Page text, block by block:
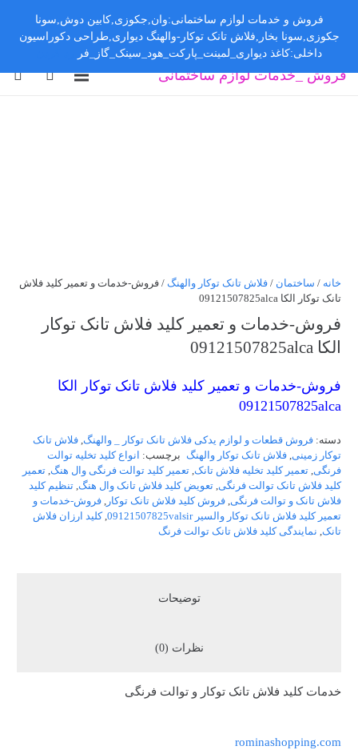
فروش _خدمات لوازم ساختمانی
خانه / ساختمان / فلاش تانک توکار والهنگ / فروش-خدمات و تعمیر کلید فلاش
تانک توکار الکا 09121507825alca
فروش-خدمات و تعمیر کلید فلاش تانک توکار
الکا 09121507825alca
فروش-خدمات و تعمیر کلید فلاش تانک توکار الکا
09121507825alca
دسته: فروش قطعات و لوازم یدکی فلاش تانک توکار _ والهنگ, فلاش تانک
توکار زمینی, فلاش تانک توکار والهنگ برچسب:
انواع کلید تخلیه توالت
فرنگی, تعمیر کلید تخلیه فلاش تانک, تعمیر کلید توالت فرنگی وال هنگ, تعمیر
کلید فلاش تانک توالت فرنگی, تعویض کلید فلاش تانک وال هنگ, تنظیم کلید
فلاش تانک و توالت فرنگی, فروش کلید فلاش تانک توکار , فروش-خدمات و
تعمیر کلید فلاش تانک توکار والسیر 09121507825valsir
, کلید ارزان فلاش
تانک, نمایندگی کلید فلاش تانک توالت فرنگ
توضیحات
نظرات (0)
خدمات کلید فلاش تانک توکار و توالت فرنگی
rominashopping.com
فروش و خدمات لوازم ساختمانی:وان,جکوزی,کابین دوش,سونا
جکوزی,سونا بخار,فلاش تانک توکار-والهنگ دیواری,طراحی دکوراسیون
داخلی:کاغذ دیواری_لمینت_پارکت_هود_سینک_گاز_فر